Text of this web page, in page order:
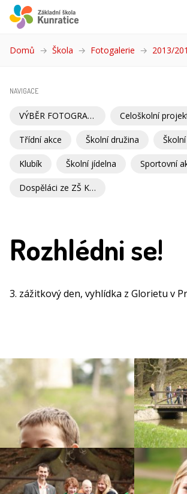
Domů Škola Fotogalerie 2013/
NAVIGACE
VÝBĚR FOTOGRAFIÍ Celoškolní
Třídní akce Školní družina
Klubík Školní jídelna Sportovní
Dospěláci ze ZŠ Kunratice
Rozhlédni se!
3. zážitkový den, vyhlídka z Glorietu v